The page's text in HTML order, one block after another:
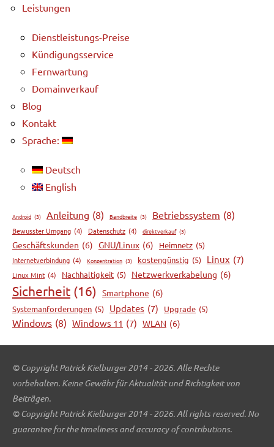
Leistungen
Dienstleistungs-Preise
Kündigungsservice
Fernwartung
Domainverkauf
Blog
Kontakt
Sprache:
Deutsch
English
Android (3) Anleitung (8) Bandbreite (3) Betriebssystem (8)
Bewusster Umgang (4) Datenschutz (4) direktverkauf (3)
Geschäftskunden (6) GNU/Linux (6) Heimnetz (5)
Internetverbindung (4) Konzentration (3) kostengünstig (5) Linux (7)
Linux Mint (4) Nachhaltigkeit (5) Netzwerkverkabelung (6)
Sicherheit (16) Smartphone (6)
Systemanforderungen (5) Updates (7) Upgrade (5)
Windows (8) Windows 11 (7) WLAN (6)
© Copyright Patrick Kielburger 2014 - 2026. Alle Rechte
vorbehalten. Keine Gewähr für Aktualität und Richtigkeit von
Beiträgen.
© Copyright Patrick Kielburger 2014 - 2026. All rights reserved. No
guarantee for the timeliness and accuracy of contributions.